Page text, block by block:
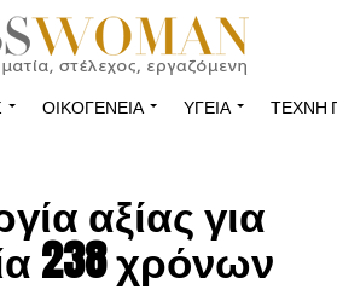
ΟΙΚΟΓΈΝΕΙΑ ΥΓΕΊΑ ΤΈΧΝΗ
αξίας για
238 χρόνων